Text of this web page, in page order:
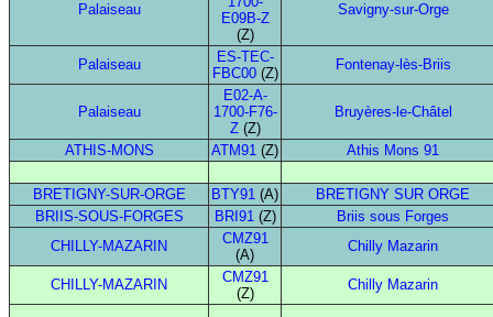
Palaiseau
E09B-Z
(Z)
Savigny-sur-Orge
Palaiseau
ES-TEC-
FBC00(Z)
Fontenay-lès-Briis
Palaiseau
E02-A-
1700-F76-
Z(Z)
Bruyères-le-Châtel
ATHIS-MONS ATM91 (Z) Athis Mons 91
BRETIGNY-SUR-ORGE BTY91 (A)
BRETIGNY SUR ORGE
BRIIS-SOUS-FORGES
BRI91(Z)
Briis sous Forges
CHILLY-MAZARIN
CMZ91
(A)
Chilly Mazarin
CHILLY-MAZARIN
CMZ91
(Z)
Chilly Mazarin